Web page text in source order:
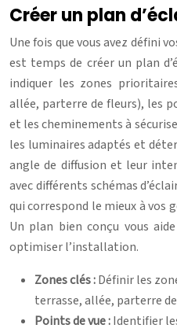
Créer un plan
Une fois que vous avez défini
est temps de créer un plan
indiquer les zones
allée, parterre de fleurs), les
et les cheminements à
les luminaires adaptés et
angle de diffusion et leur
avec différents schémas
qui correspond le mieux à vos
Un plan bien conçu vous
optimiser l’installation.
Zones clés :Définir les
terrasse, allée, parterre
Points de vue :Identifier